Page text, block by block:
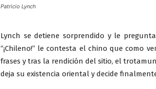
Patricio Lynch
Lynch se detiene sorprendido y le
“¡Chileno!” le contesta el chino que como
frases y tras la rendición del sitio, el
deja su existencia oriental y decide